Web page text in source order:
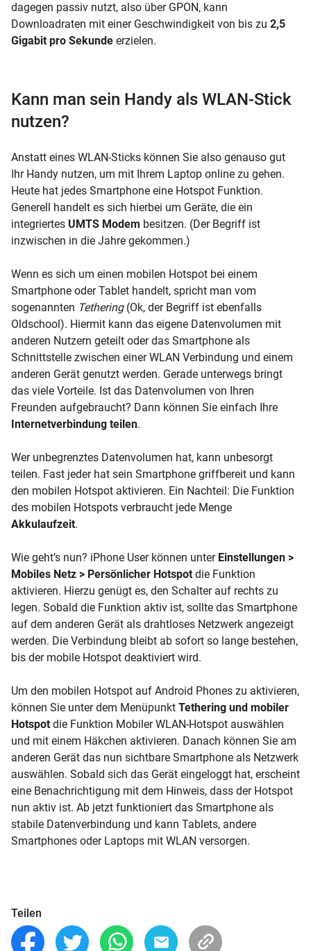
dagegen passiv nutzt, also über GPON, kann
Downloadraten mit einer Geschwindigkeit von bis zu 2,5
Gigabit pro Sekunde erzielen.
Kann man sein Handy als WLAN-Stick
nutzen?
Anstatt eines WLAN-Sticks können Sie also genauso gut
Ihr Handy nutzen, um mit Ihrem Laptop online zu gehen.
Heute hat jedes Smartphone eine Hotspot Funktion.
Generell handelt es sich hierbei um Geräte, die ein
integriertes UMTS Modem besitzen. (Der Begriff ist
inzwischen in die Jahre gekommen.)
Wenn es sich um einen mobilen Hotspot bei einem
Smartphone oder Tablet handelt, spricht man vom
sogenannten Tethering (Ok, der Begriff ist ebenfalls
Oldschool). Hiermit kann das eigene Datenvolumen mit
anderen Nutzern geteilt oder das Smartphone als
Schnittstelle zwischen einer WLAN Verbindung und einem
anderen Gerät genutzt werden. Gerade unterwegs bringt
das viele Vorteile. Ist das Datenvolumen von Ihren
Freunden aufgebraucht? Dann können Sie einfach Ihre
Internetverbindung teilen.
Wer unbegrenztes Datenvolumen hat, kann unbesorgt
teilen. Fast jeder hat sein Smartphone griffbereit und kann
den mobilen Hotspot aktivieren. Ein Nachteil: Die Funktion
des mobilen Hotspots verbraucht jede Menge
Akkulaufzeit.
Wie geht’s nun? iPhone User können unter Einstellungen >
Mobiles Netz > Persönlicher Hotspot die Funktion
aktivieren. Hierzu genügt es, den Schalter auf rechts zu
legen. Sobald die Funktion aktiv ist, sollte das Smartphone
auf dem anderen Gerät als drahtloses Netzwerk angezeigt
werden. Die Verbindung bleibt ab sofort so lange bestehen,
bis der mobile Hotspot deaktiviert wird.
Um den mobilen Hotspot auf Android Phones zu aktivieren,
können Sie unter dem Menüpunkt Tethering und mobiler
Hotspot die Funktion Mobiler WLAN-Hotspot auswählen
und mit einem Häkchen aktivieren. Danach können Sie am
anderen Gerät das nun sichtbare Smartphone als Netzwerk
auswählen. Sobald sich das Gerät eingeloggt hat, erscheint
eine Benachrichtigung mit dem Hinweis, dass der Hotspot
nun aktiv ist. Ab jetzt funktioniert das Smartphone als
stabile Datenverbindung und kann Tablets, andere
Smartphones oder Laptops mit WLAN versorgen.
Teilen